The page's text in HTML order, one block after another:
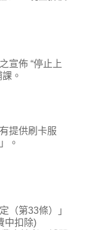
宣佈 “停止上
。
提供刷卡服
」。
（第33條）」
中扣除)